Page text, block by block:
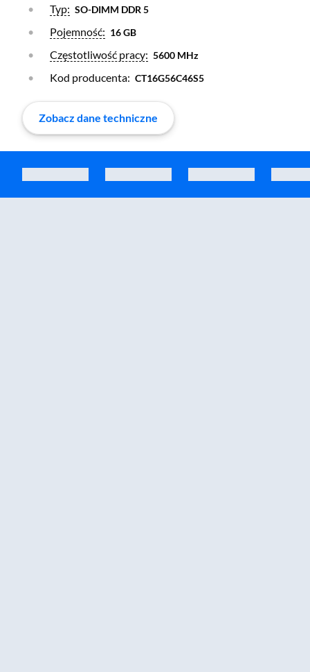
Otwórz warstwę
Typ: SO-DIMM DDR 5
Otwórz warstwę
Pojemność: 16 GB
Otwórz warstwę
Częstotliwość pracy: 5600 MHz
Kod producenta: CT16G56C46S5
Zobacz dane techniczne